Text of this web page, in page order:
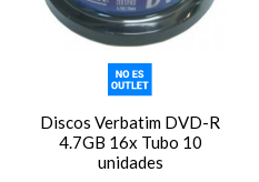
Discos Verbatim DVD-R
4.7GB 16x Tubo 10
unidades